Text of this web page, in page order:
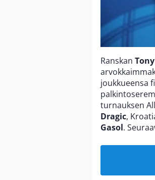
Ranskan
joukkueensa
turnauksen
Dragic,
Gasol.